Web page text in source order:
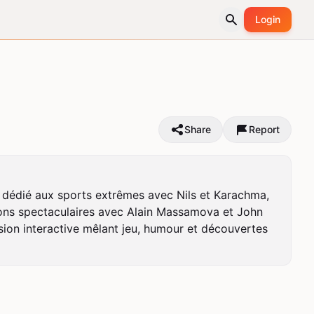
Login
Share Report
aux sports extrêmes avec Nils et Karachma,
spectaculaires avec Alain Massamova et John
interactive mêlant jeu, humour et découvertes